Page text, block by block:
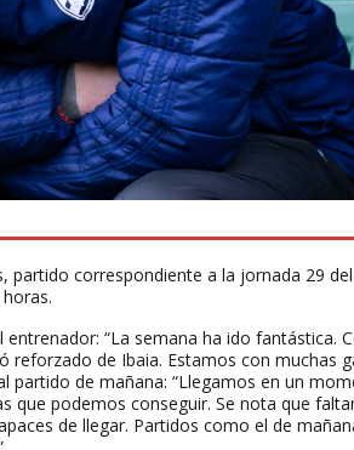
partido correspondiente a la jornada 29
“La semana ha ido fantástica.
reforzado de Ibaia. Estamos con muchas
partido de mañana: “Llegamos en un
que podemos conseguir. Se nota que
de llegar. Partidos como el de